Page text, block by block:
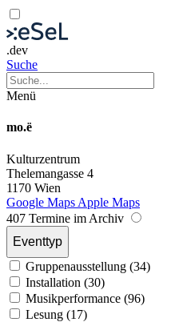
.dev
Suche
Menü
mo.ë
Kulturzentrum
Thelemangasse 4
1170 Wien
Google Maps Apple Maps
407 Termine im Archiv
Eventtyp
Gruppenausstellung (34)
Installation (30)
Musikperformance (96)
Lesung (17)